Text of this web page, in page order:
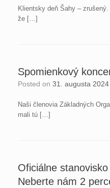
Klientsky deň Šahy –
že […]
Spomienkový
Posted on 31. augusta 2024
Naši členovia Základných
mali tú […]
Oficiálne
Neberte nám 2